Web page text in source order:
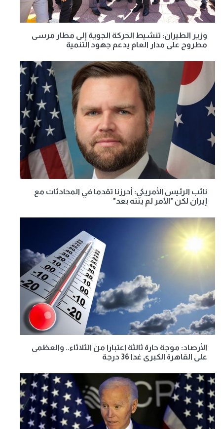
وزير الطيران: تنشيط الحركة الجوية إلى مطار مرسى
مطروح على مدار العام يدعم جهود التنمية
نائب الرئيس الأمريكي: أحرزنا تقدما في المحادثات مع
إيران لكن "الأمر لم ينته بعد"
الأرصاد: موجة حارة ثالثة اعتبارا من الثلاثاء.. والعظمى
على القاهرة الكبرى غدا 36 درجة